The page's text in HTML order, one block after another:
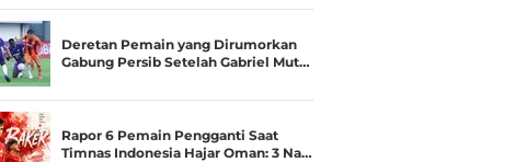
Spesialis Runner-up Menjadi
Juara
Deretan Pemain yang Dirumorkan
Gabung Persib Setelah Gabriel Mut…
Rapor 6 Pemain Pengganti Saat
Timnas Indonesia Hajar Oman: 3 Na…